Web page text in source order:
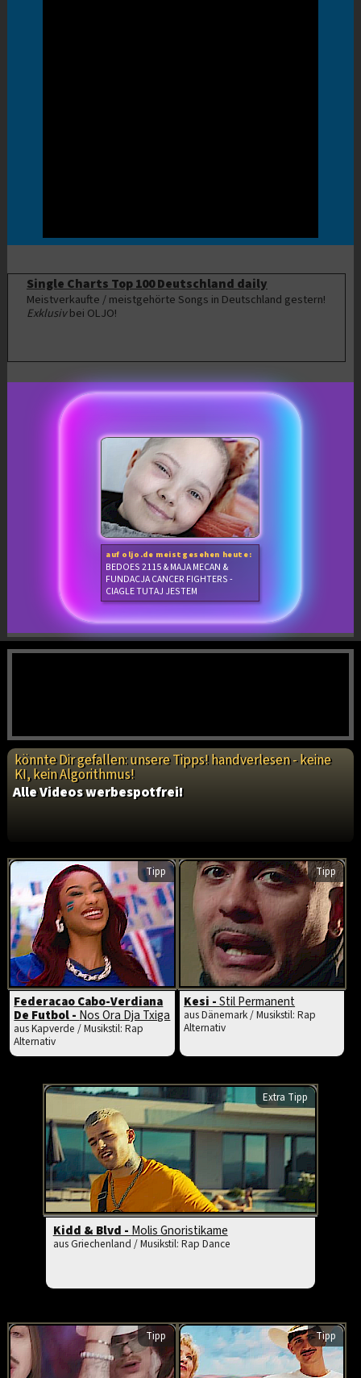
Single Charts Top 100 Deutschland daily
Meistverkaufte / meistgehörte Songs in Deutschland gestern!
Exklusivbei OLJO!
auf oljo.de meistgesehen heute:
BEDOES 2115 & MAJA MECAN &
FUNDACJA CANCER FIGHTERS -
CIAGLE TUTAJ JESTEM
könnte Dir gefallen: unsere Tipps! handverlesen - keine
KI, kein Algorithmus!
Alle Videos werbespotfrei!
Tipp
Federacao Cabo-Verdiana
De Futbol - Nos Ora Dja Txiga
aus Kapverde / Musikstil: Rap
Alternativ
Tipp
Kesi -Stil Permanent
aus Dänemark / Musikstil: Rap
Alternativ
Extra Tipp
Kidd & Blvd - Molis Gnoristikame
aus Griechenland / Musikstil: Rap Dance
Tipp Tipp